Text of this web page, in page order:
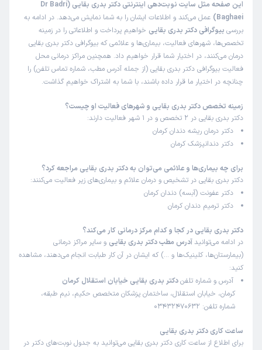
این صفحه مثل سایت نوبت‌دهی اینترنتی دکتر بدری بقایی (Dr Badri
Baghaei)
عمل می‌کند و اطلاعات ایشان را به شما نمایش می‌دهد. در ادامه به
بررسی بیوگرافی دکتر بدری بقایی خواهیم پرداخت و اطلاعاتی را در زمینه
تخصص‌ها، شهرهای فعالیت، بیماری‌ها و علائمی که بیوگرافی دکتر بدری بقایی
درمان می‌کنند، در اختیار شما قرار خواهیم داد. همچنین مراکز درمانی محل
فعالیت بیوگرافی دکتر بدری بقایی (از جمله آدرس مطب، شماره تماس تلفن) را
چنانچه در اختیار ما قرار داده باشند، با شما به اشتراک خواهیم گذاشت.
زمینه تخصص دکتر بدری بقایی و شهرهای فعالیت او چیست؟
دکتر بدری بقایی در 2 تخصص و در 1 شهر فعالیت دارند:
دکتر درمان ریشه دندان کرمان
دکتر دندانپزشک کرمان
برای چه بیماری‌ها و علائمی می‌توان به دکتر بدری بقایی مراجعه کرد؟
دکتر بدری بقایی در تشخیص و درمان علائم و بیماری‌های زیر فعالیت می‌کنند:
دکتر عفونت (آبسه) دندان کرمان
دکتر ترمیم دندان کرمان
دکتر بدری بقایی در کجا و کدام مرکز درمانی کار می‌کند؟
در ادامه می‌توانید آدرس مطب دکتر بدری بقایی و سایر مراکز درمانی
(بیمارستان‌ها، کلینیک‌ها و …) که ایشان در آن کار طبابت انجام می‌دهند، مشاهده
کنید:
آدرس و شماره تلفندکتر بدری بقایی خیابان استقلال کرمان
کرمان، خیابان استقلال، ساختمان پزشکان متخصص حکیم، نیم طبقه،
شماره تلفن: 03432470632
ساعت کاری دکتر بدری بقایی
برای اطلاع از ساعت کاری دکتر بدری بقایی می‌توانید به جدول نوبت‌های دکتر در